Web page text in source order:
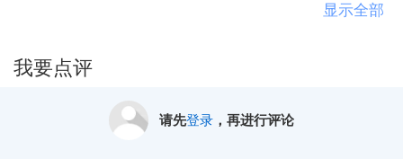
你的每一次防守都充满未知的挑战与无限的可能！显示全部
我要点评
请先登录，再进行评论